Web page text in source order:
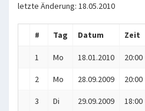
letzte Änderung: 18.05.2010
# Tag Datum Zeit
1 Mo 18.01.2010 20:00
2 Mo 28.09.2009 20:00
3 Di 29.09.2009 18:00